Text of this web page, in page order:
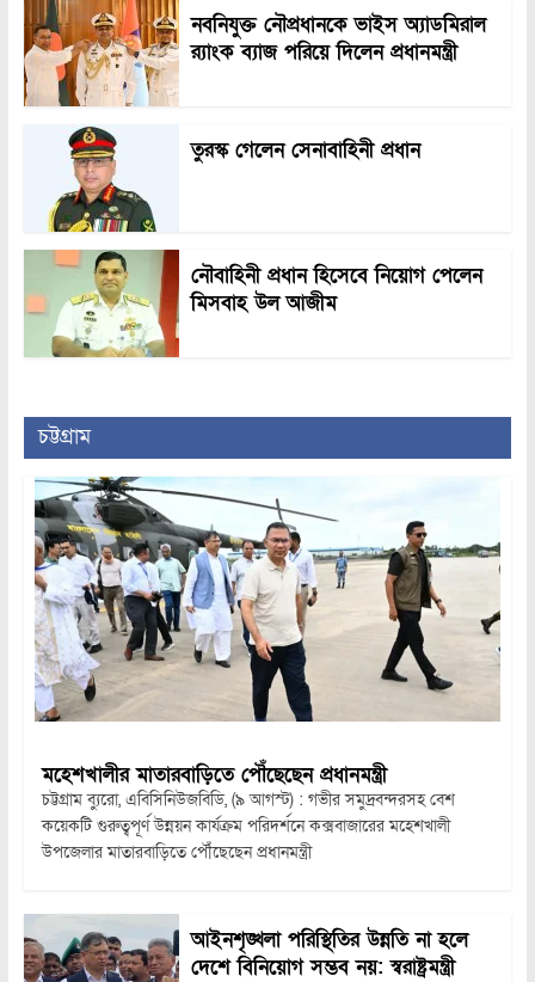
নবনিযুক্ত নৌপ্রধানকে ভাইস অ্যাডমিরাল
র‍্যাংক ব্যাজ পরিয়ে দিলেন প্রধানমন্ত্রী
তুরস্ক গেলেন সেনাবাহিনী প্রধান
নৌবাহিনী প্রধান হিসেবে নিয়োগ পেলেন
মিসবাহ উল আজীম
চট্টগ্রাম
মহেশখালীর মাতারবাড়িতে পৌঁছেছেন প্রধানমন্ত্রী
চট্টগ্রাম ব্যুরো, এবিসিনিউজবিডি, (৯ আগস্ট) : গভীর সমুদ্রবন্দরসহ বেশ
কয়েকটি গুরুত্বপূর্ণ উন্নয়ন কার্যক্রম পরিদর্শনে কক্সবাজারের মহেশখালী
উপজেলার মাতারবাড়িতে পৌঁছেছেন প্রধানমন্ত্রী
আইনশৃঙ্খলা পরিস্থিতির উন্নতি না হলে
দেশে বিনিয়োগ সম্ভব নয়: স্বরাষ্ট্রমন্ত্রী